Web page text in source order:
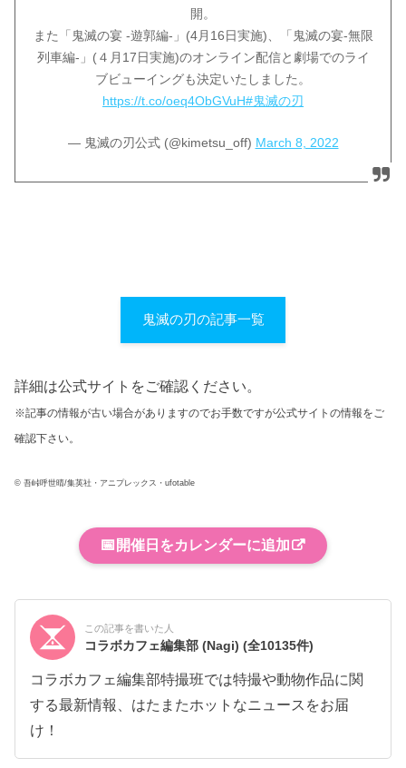
開。
また「鬼滅の宴 -遊郭編-」(4月16日実施)、「鬼滅の宴-無限
列車編-」(４月17日実施)のオンライン配信と劇場でのライ
ブビューイングも決定いたしました。
https://t.co/oeq4ObGVuH#鬼滅の刃
— 鬼滅の刃公式 (@kimetsu_off) March 8, 2022
鬼滅の刃の記事一覧
詳細は公式サイトをご確認ください。
※記事の情報が古い場合がありますのでお手数ですが公式サイトの情報をご
確認下さい。
© 吾峠呼世晴/集英社・アニプレックス・ufotable
📅 開催日をカレンダーに追加
この記事を書いた人
コラボカフェ編集部 (Nagi)(全10135件)
コラボカフェ編集部特撮班では特撮や動物作品に関
する最新情報、はたまたホットなニュースをお届
け！